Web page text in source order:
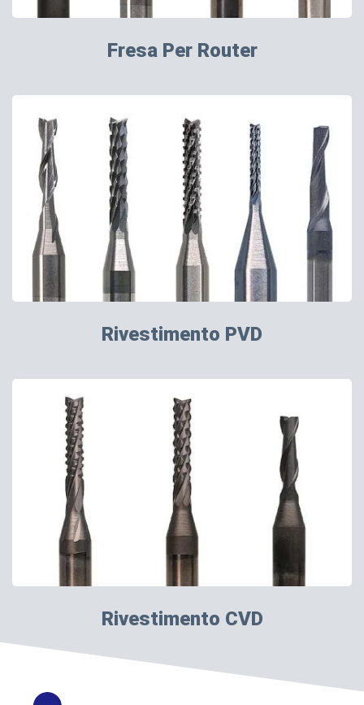
Fresa Per Router
Rivestimento PVD
Rivestimento CVD